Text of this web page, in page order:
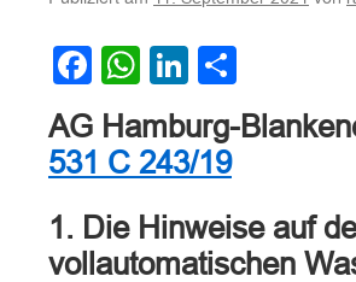
Facebook
WhatsApp
LinkedIn
AG Hamburg-
531 C 243/19
1. Die Hinweise auf
vollautomatischen